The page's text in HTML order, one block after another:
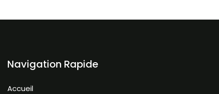
Navigation Rapide
Accueil